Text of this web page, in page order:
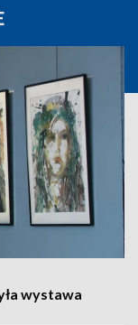
wystawa